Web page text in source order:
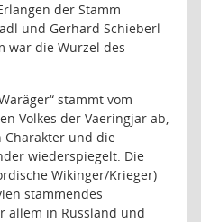
der Stamm
und Gerhard Schieberl
war die Wurzel des
stammt vom
Volkes der Vaeringjar ab,
und die
wiederspiegelt. Die
Wikinger/Krieger)
stammendes
allem in Russland und